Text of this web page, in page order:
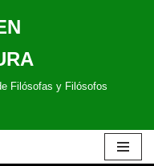
Filósofas y Filósofos